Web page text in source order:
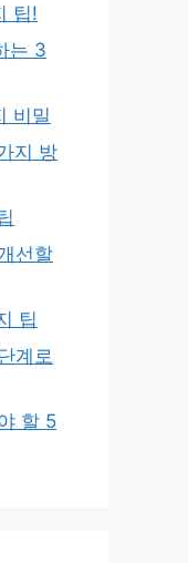
팁!
는 3
비밀
지 방
선할
팁
계로
할 5